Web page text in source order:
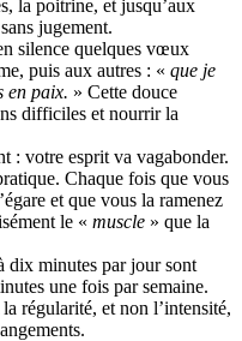
la poitrine, et jusqu’aux
jugement.
silence quelques vœux
puis aux autres : « que je
en paix. » Cette douce
difficiles et nourrir la
: votre esprit va vagabonder.
Chaque fois que vous
et que vous la ramenez
le « muscle » que la
dix minutes par jour sont
une fois par semaine.
régularité, et non l’intensité,